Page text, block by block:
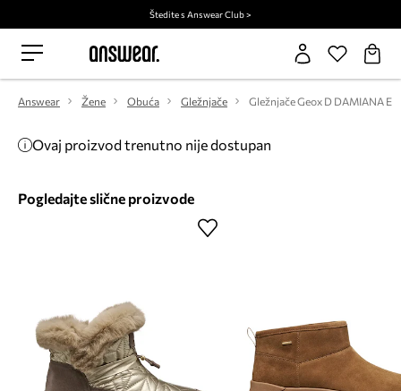
Štedite s Answear Club >
Answear Žene Obuća Gležnjače Gležnjače Geox D DAMIANA E
Ovaj proizvod trenutno nije dostupan
Pogledajte slične proizvode